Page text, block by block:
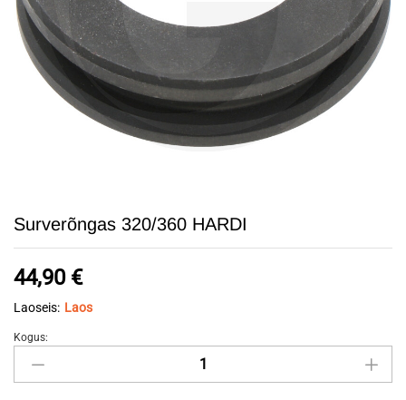
Surverõngas 320/360 HARDI
44,90 €
Laoseis: Laos
Surverõngas
320/360
Kogus: